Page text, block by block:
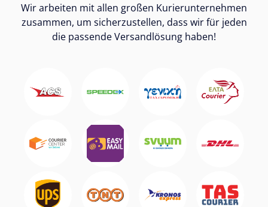
Wir arbeiten mit allen großen Kurierunternehmen
zusammen, um sicherzustellen, dass wir für jeden
die passende Versandlösung haben!